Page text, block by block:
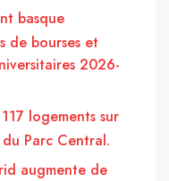
basque
de bourses et
2026-
logements sur
Parc Central.
augmente de